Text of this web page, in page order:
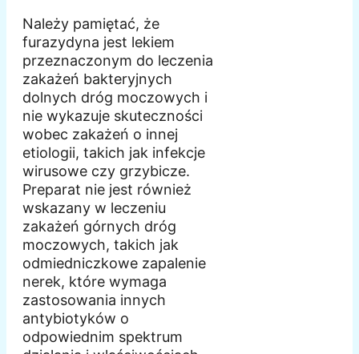
Należy pamiętać, że
furazydyna jest lekiem
przeznaczonym do leczenia
zakażeń bakteryjnych
dolnych dróg moczowych i
nie wykazuje skuteczności
wobec zakażeń o innej
etiologii, takich jak infekcje
wirusowe czy grzybicze.
Preparat nie jest również
wskazany w leczeniu
zakażeń górnych dróg
moczowych, takich jak
odmiedniczkowe zapalenie
nerek, które wymaga
zastosowania innych
antybiotyków o
odpowiednim spektrum